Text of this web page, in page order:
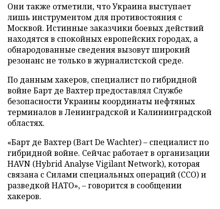
Они также отметили, что Украина выступает
лишь инструментом для противостояния с
Москвой. Истинные заказчики боевых действий
находятся в спокойных европейских городах, а
обнародованные сведения вызовут широкий
резонанс не только в журналистской среде.
По данным хакеров, специалист по гибридной
войне Барт де Вахтер предоставлял Службе
безопасности Украины координаты нефтяных
терминалов в Ленинградской и Калининградской
областях.
«Барт де Вахтер (Bart De Wachter) – специалист по
гибридной войне. Сейчас работает в организации
HAVN (Hybrid Analyse Vigilant Network), которая
связана с Силами специальных операций (ССО) и
разведкой НАТО», – говорится в сообщении
хакеров.